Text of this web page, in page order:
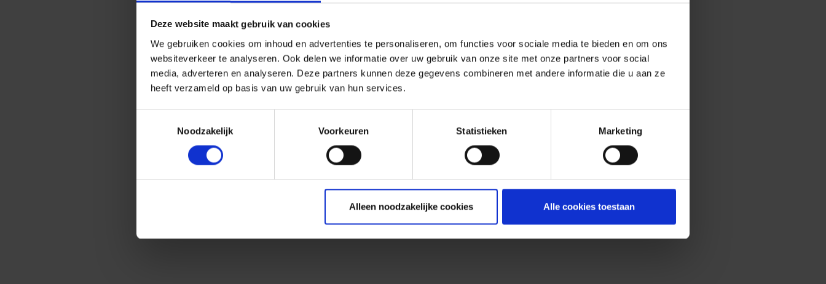
Deze website maakt gebruik van cookies
We gebruiken cookies om inhoud en advertenties te personaliseren, om functies voor sociale media te bieden en om ons
websiteverkeer te analyseren. Ook delen we informatie over uw gebruik van onze site met onze partners voor social
media, adverteren en analyseren. Deze partners kunnen deze gegevens combineren met andere informatie die u aan ze
heeft verzameld op basis van uw gebruik van hun services.
Noodzakelijk
Voorkeuren Statistieken Marketing
Alleen noodzakelijke cookies Alle cookies toestaan